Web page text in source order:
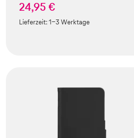
24,95 €
Lieferzeit:1-3 Werktage